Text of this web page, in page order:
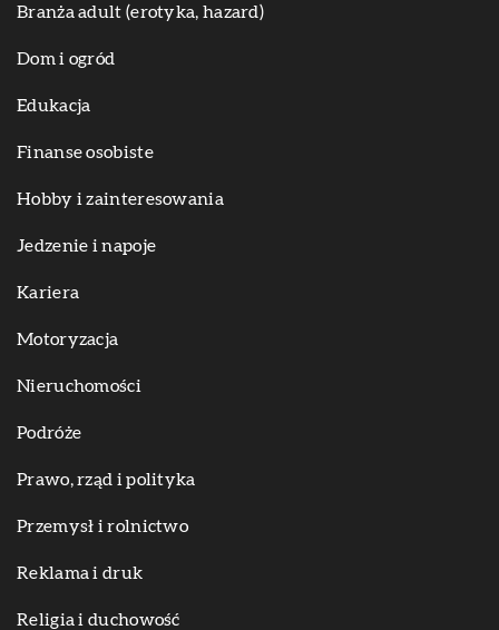
Branża adult (erotyka, hazard)
Dom i ogród
Edukacja
Finanse osobiste
Hobby i zainteresowania
Jedzenie i napoje
Kariera
Motoryzacja
Nieruchomości
Podróże
Prawo, rząd i polityka
Przemysł i rolnictwo
Reklama i druk
Religia i duchowość